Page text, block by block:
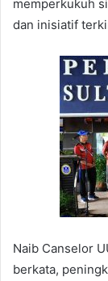
memperkukuh
dan inisiatif
Naib Canselor
berkata,